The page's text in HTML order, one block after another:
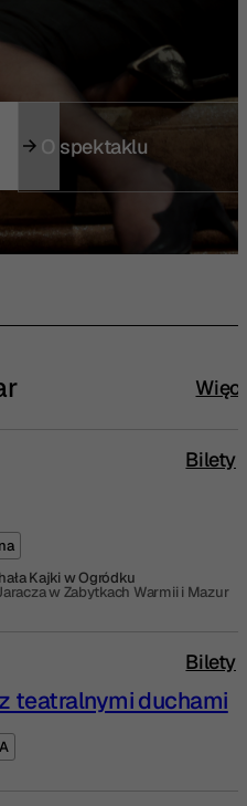
O spektaklu
Kajki w Ogródku
w Zabytkach Warmii i Mazur
Bilety
teatralnymi duchami
Bilety